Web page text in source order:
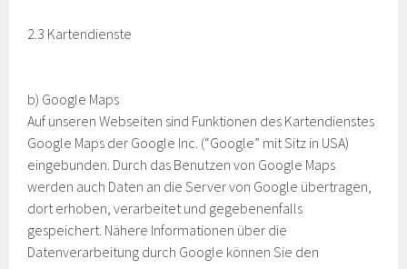
2.3 Kartendienste
b) Google Maps
Auf unseren Webseiten sind Funktionen des Kartendienstes
Google Maps der Google Inc. (“Google” mit Sitz in USA)
eingebunden. Durch das Benutzen von Google Maps
werden auch Daten an die Server von Google übertragen,
dort erhoben, verarbeitet und gegebenenfalls
gespeichert. Nähere Informationen über die
Datenverarbeitung durch Google können Sie den